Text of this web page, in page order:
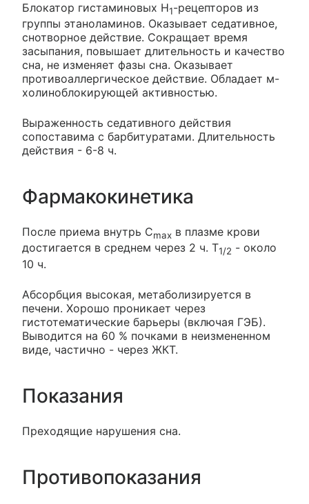
Блокатор гистаминовых H1-рецепторов из
группы этаноламинов. Оказывает седативное,
снотворное действие. Сокращает время
засыпания, повышает длительность и качество
сна, не изменяет фазы сна. Оказывает
противоаллергическое действие. Обладает м-
холиноблокирующей активностью.
Выраженность седативного действия
сопоставима с барбитуратами. Длительность
действия - 6-8 ч.
Фармакокинетика
После приема внутрь Cmax в плазме крови
достигается в среднем через 2 ч. T1/2 - около
10 ч.
Абсорбция высокая, метаболизируется в
печени. Хорошо проникает через
гистотематические барьеры (включая ГЭБ).
Выводится на 60 % почками в неизмененном
виде, частично - через ЖКТ.
Показания
Преходящие нарушения сна.
Противопоказания